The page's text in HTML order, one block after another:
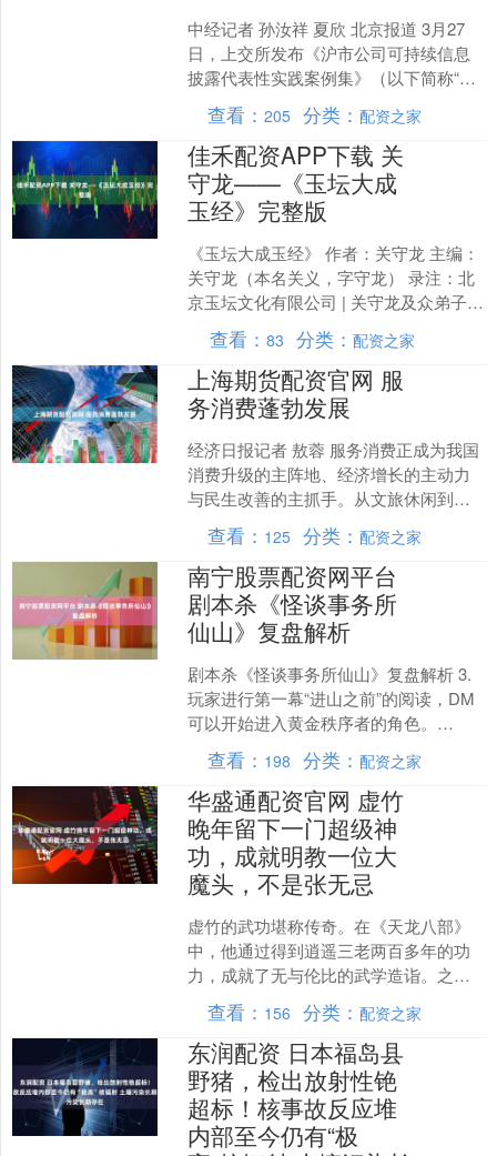
中经记者 孙汝祥 夏欣 北京报道 3月27
日，上交所发布《沪市公司可持续信息
披露代表性实践案例集》（以下简称“案
例集”）。 案例集的发布，是上交所深入
践行“两山....
查看：205 分类：配资之家
佳禾配资APP下载 关
守龙——《玉坛大成
玉经》完整版
《玉坛大成玉经》 作者：关守龙 主编：
关守龙（本名关义，字守龙） 录注：北
京玉坛文化有限公司 | 关守龙及众弟子
立旨：承玉脉·传玉道·育匠才·润人心·臻
至善 ....
查看：83 分类：配资之家
上海期货配资官网 服
务消费蓬勃发展
经济日报记者 敖蓉 服务消费正成为我国
消费升级的主阵地、经济增长的主动力
与民生改善的主抓手。从文旅休闲到家
政养老，从数字服务到绿色循环，从社
区便民到就业服务，服....
查看： 125 分类：配资之家
南宁股票配资网平台
剧本杀《怪谈事务所
仙山》复盘解析
剧本杀《怪谈事务所仙山》复盘解析 3.
玩家进行第一幕“进山之前”的阅读，DM
可以开始进入黄金秩序者的角色。
(BGM:雨碎江南) 4.玩家阅读结束后，DM
说道：....
查看： 198 分类：配资之家
华盛通配资官网 虚竹
晚年留下一门超级神
功，成就明教一位大
魔头，不是张无忌
虚竹的武功堪称传奇。在《天龙八部》
中，他通过得到逍遥三老两百多年的功
力，成就了无与伦比的武学造诣。之
后，他又吸取了逍遥派各门各派的武学
精髓，逐渐修炼出生死符、小....
查看： 156 分类：配资之家
东润配资 日本福岛县
野猪，检出放射性铯
超标！核事故反应堆
内部至今仍有“极